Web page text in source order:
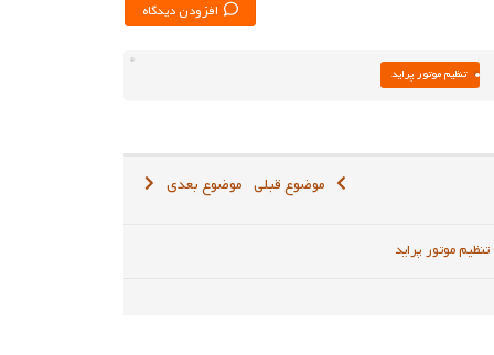
افزودن دیدگاه
تنظیم موتور پراید
موضوع قبلی موضوع بعدی